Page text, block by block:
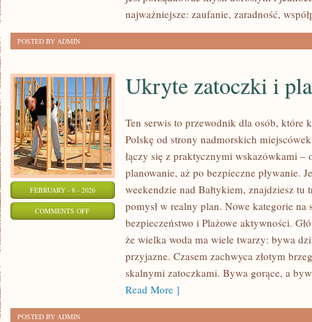
POSTĘPÓW
najważniejsze: zaufanie, zaradność,
POSTED BY ADMIN
FEBRUARY - 8 - 2026
COMMENTS OFFON
Ukryte zatoczki i
Ten serwis to przewodnik dla osób, które
Polskę od strony nadmorskich
łączy się z praktycznymi wskazówkami
planowanie, aż po bezpieczne pływanie.
weekendzie nad Bałtykiem, znajdziesz
pomysł w realny plan. Nowe kategorie na
bezpieczeństwo i Plażowe aktywności.
że wielka woda ma wiele twarzy: bywa
przyjazne. Czasem zachwyca złotym
skalnymi zatoczkami. Bywa gorące, a
Read More ]
POSTED BY ADMIN